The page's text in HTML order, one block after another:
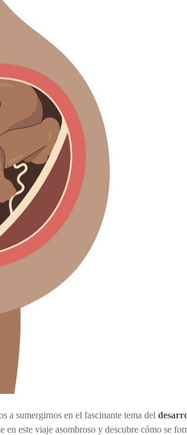
a sumergirnos en el fascinante tema del
este viaje asombroso y descubre cómo se